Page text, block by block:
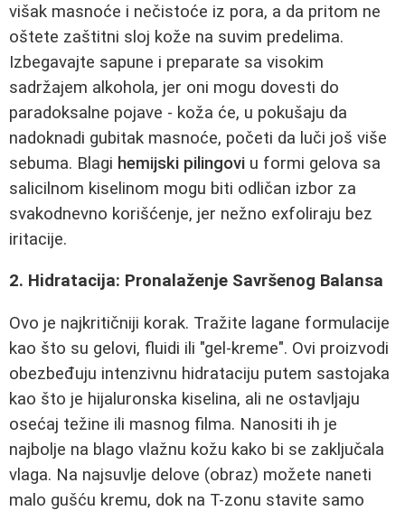
višak masnoće i nečistoće iz pora, a da pritom ne
oštete zaštitni sloj kože na suvim predelima.
Izbegavajte sapune i preparate sa visokim
sadržajem alkohola, jer oni mogu dovesti do
paradoksalne pojave - koža će, u pokušaju da
nadoknadi gubitak masnoće, početi da luči još više
sebuma. Blagi hemijski pilingovi u formi gelova sa
salicilnom kiselinom mogu biti odličan izbor za
svakodnevno korišćenje, jer nežno exfoliraju bez
iritacije.
2. Hidratacija: Pronalaženje Savršenog Balansa
Ovo je najkritičniji korak. Tražite lagane formulacije
kao što su gelovi, fluidi ili "gel-kreme". Ovi proizvodi
obezbeđuju intenzivnu hidrataciju putem sastojaka
kao što je hijaluronska kiselina, ali ne ostavljaju
osećaj težine ili masnog filma. Nanositi ih je
najbolje na blago vlažnu kožu kako bi se zaključala
vlaga. Na najsuvlje delove (obraz) možete naneti
malo gušću kremu, dok na T-zonu stavite samo